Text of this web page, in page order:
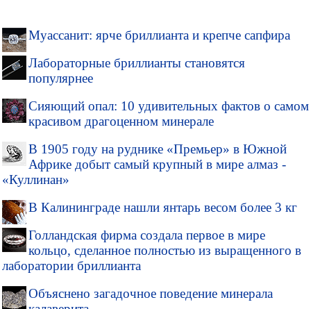
Муассанит: ярче бриллианта и крепче сапфира
Лабораторные бриллианты становятся
популярнее
Сияющий опал: 10 удивительных фактов о самом
красивом драгоценном минерале
В 1905 году на руднике «Премьер» в Южной
Африке добыт самый крупный в мире алмаз -
«Куллинан»
В Калининграде нашли янтарь весом более 3 кг
Голландская фирма создала первое в мире
кольцо, сделанное полностью из выращенного в
лаборатории бриллианта
Объяснено загадочное поведение минерала